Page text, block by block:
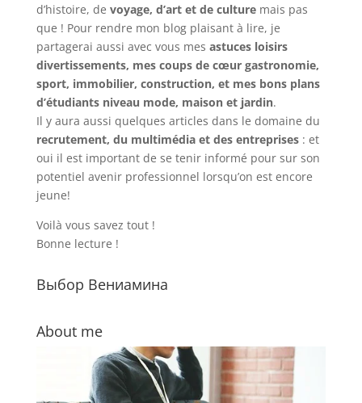
d’histoire, de voyage, d’art et de culturemais pas
que ! Pour rendre mon blog plaisant à lire, je
partagerai aussi avec vous mes astuces loisirs
divertissements, mes coups de cœur gastronomie,
sport, immobilier, construction, et mes bons plans
d’étudiants niveau mode, maison et jardin.
Il y aura aussi quelques articles dans le domaine du
recrutement, du multimédia et des entreprises: et
oui il est important de se tenir informé pour sur son
potentiel avenir professionnel lorsqu’on est encore
jeune!
Voilà vous savez tout !
Bonne lecture !
Выбор Вениамина
About me